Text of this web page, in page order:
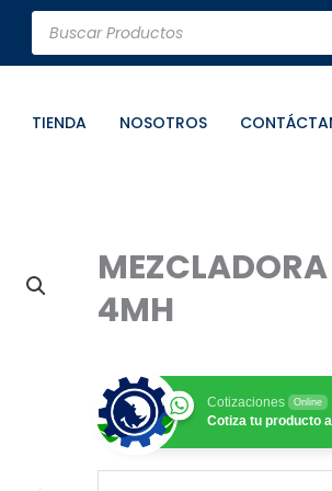
Búsqueda
de
productos
TIENDA NOSOTROS
4MH
Cotizaciones Online
Cotiza tu producto